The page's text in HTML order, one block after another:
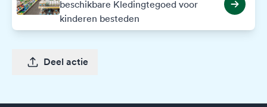
beschikbare Kledingtegoed voor
kinderen besteden
Deel actie